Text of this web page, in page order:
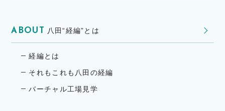
ABOUT 八田“経編”とは
経編とは
それもこれも八田の経編
バーチャル工場見学